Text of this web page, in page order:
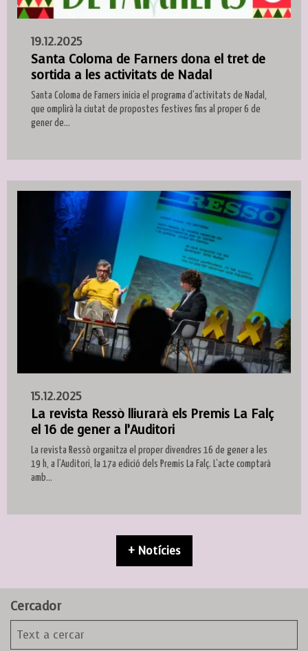
19.12.2025
Santa Coloma de Farners dona el tret de
sortida a les activitats de Nadal
Santa Coloma de Farners inicia el programa d’activitats de Nadal,
que omplirà la ciutat de propostes festives fins al proper 6 de
gener de...
15.12.2025
La revista Ressò lliurarà els Premis La Falç
el 16 de gener a l’Auditori
La revista Ressò organitza el proper divendres 16 de gener a les
19 h, a l’Auditori, la 17a edició dels Premis La Falç. L’acte comptarà
amb...
+ Notícies
Cercador